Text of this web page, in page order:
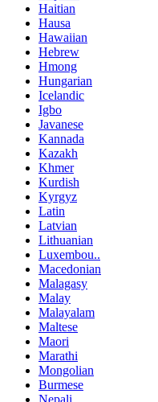
Haitian
Hausa
Hawaiian
Hebrew
Hmong
Hungarian
Icelandic
Igbo
Javanese
Kannada
Kazakh
Khmer
Kurdish
Kyrgyz
Latin
Latvian
Lithuanian
Luxembou..
Macedonian
Malagasy
Malay
Malayalam
Maltese
Maori
Marathi
Mongolian
Burmese